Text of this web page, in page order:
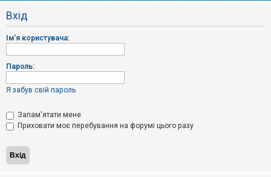
Р
є
т
р
а
і
Т
м
и
б
Вхід
Ім'я користувача:
Пароль:
Я забув свій пароль
Запам'ятати мене
Приховати моє перебування на форумі цього разу